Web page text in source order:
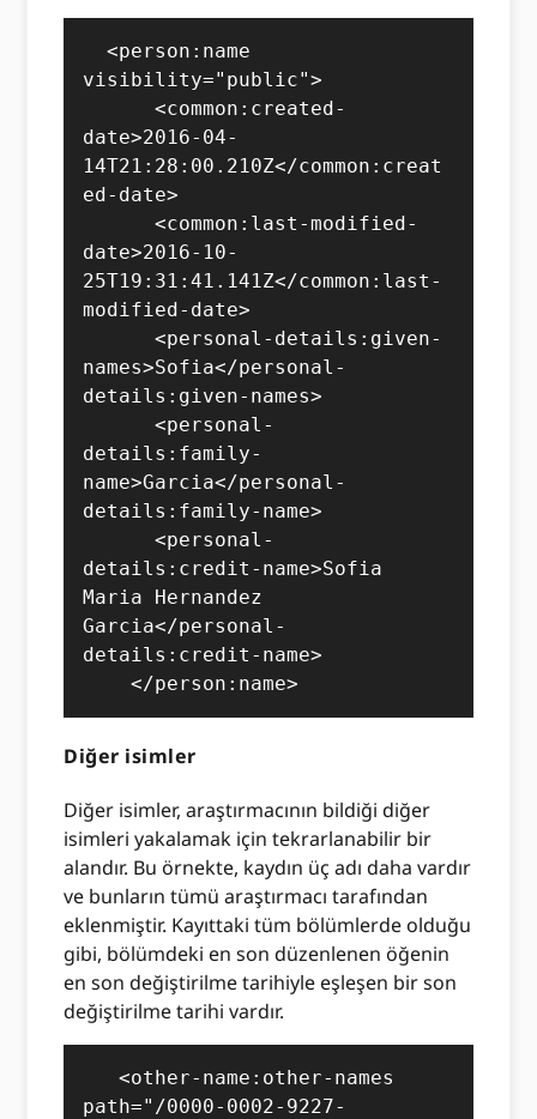
  <person:name
visibility="public">
      <common:created-
date>2016-04-
14T21:28:00.210Z</common:creat
ed-date>
      <common:last-modified-
date>2016-10-
25T19:31:41.141Z</common:last-
modified-date>
      <personal-details:given-
names>Sofia</personal-
details:given-names>
      <personal-
details:family-
name>Garcia</personal-
details:family-name>
      <personal-
details:credit-name>Sofia
Maria Hernandez
Garcia</personal-
details:credit-name>
    </person:name>
Diğer isimler
Diğer isimler, araştırmacının bildiği diğer
isimleri yakalamak için tekrarlanabilir bir
alandır. Bu örnekte, kaydın üç adı daha vardır
ve bunların tümü araştırmacı tarafından
eklenmiştir. Kayıttaki tüm bölümlerde olduğu
gibi, bölümdeki en son düzenlenen öğenin
en son değiştirilme tarihiyle eşleşen bir son
değiştirilme tarihi vardır.
   <other-name:other-names
path="/0000-0002-9227-